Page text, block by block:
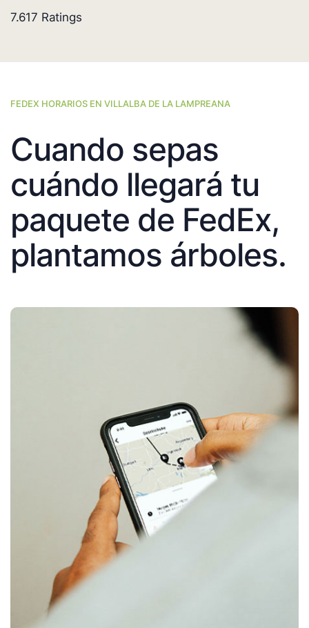
7.617 Ratings
FEDEX HORARIOS EN VILLALBA DE LA LAMPREANA
Cuando sepas
cuándo llegará tu
paquete de FedEx,
plantamos árboles.